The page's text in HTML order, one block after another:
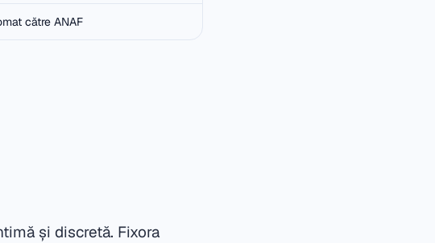
către ANAF
și discretă. Fixora